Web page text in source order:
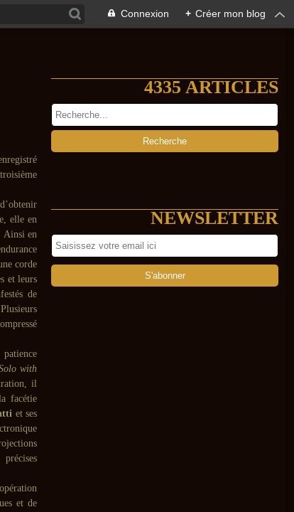
Connexion + Créer mon blog
elle en
Ainsi en
corde
et leurs
de
with
il
facétie
et ses
et de
4335 ARTICLES
NEWSLETTER